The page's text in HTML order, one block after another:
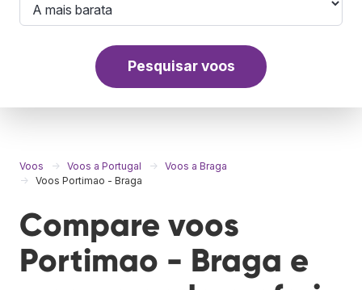
Pesquisar voos
Voos Voos a Portugal
Voos a Braga
Voos Portimao - Braga
Compare voos
Portimao - Braga e